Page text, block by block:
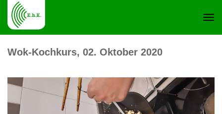
Wok-Kochkurs, 02. Oktober 2020